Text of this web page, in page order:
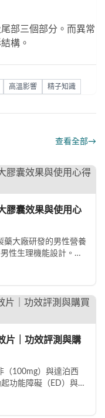
部三個部分。而異常
構。
高溫影響 精子知識
查看全部→
膠囊效果與使用心
藥大廠研發的男性營養
性生理機能設計。根
片｜功效評測與購
（100mg）與達泊西
功能障礙（ED）與早